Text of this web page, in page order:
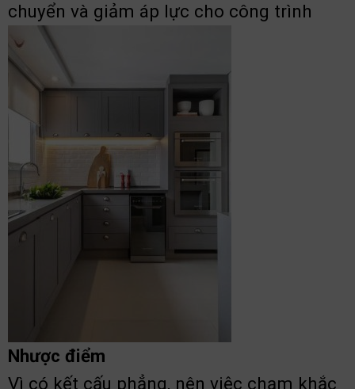
chuyển và giảm áp lực cho công trình
Nhược điểm
Vì có kết cấu phẳng, nên việc chạm khắc